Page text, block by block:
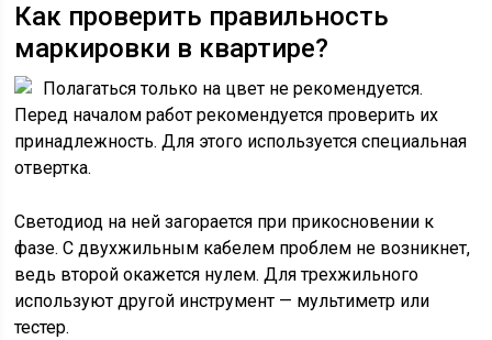
Как проверить правильность
маркировки в квартире?
Полагаться только на цвет не рекомендуется.
Перед началом работ рекомендуется проверить их
принадлежность. Для этого используется специальная
отвертка.
Светодиод на ней загорается при прикосновении к
фазе. С двухжильным кабелем проблем не возникнет,
ведь второй окажется нулем. Для трехжильного
используют другой инструмент — мультиметр или
тестер.